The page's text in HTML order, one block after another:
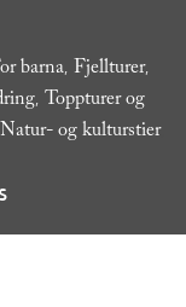
barna, Fjellturer,
, Toppturer og
Natur- og kulturstier,